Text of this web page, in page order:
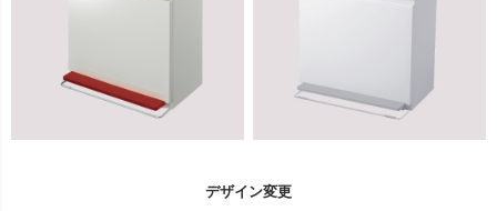
デザイン変更